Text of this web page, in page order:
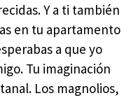
Y a ti también
en tu apartamento
a que yo
Tu imaginación
Los magnolios,